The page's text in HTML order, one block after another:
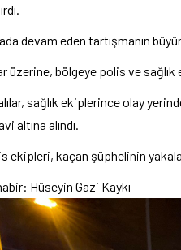
devam eden tartışmanın
üzerine, bölgeye polis ve
sağlık ekiplerince olay
altına alındı.
ekipleri, kaçan şüphelinin
Hüseyin Gazi Kaykı
Şubat’ta spor ve